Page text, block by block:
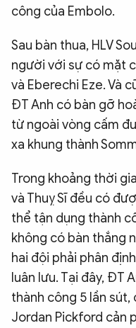
công của Embolo.
Sau bàn thua, HLV
người với sự có mặt
và Eberechi Eze. Và
ĐT Anh có bàn gỡ
từ ngoài vòng cấm
xa khung thành
Trong khoảng thời
và Thuỵ Sĩ đều có
thể tận dụng thành
không có bàn thắng
hai đội phải phân
luân lưu. Tại đây, ĐT
thành công 5 lần
Jordan Pickford cản